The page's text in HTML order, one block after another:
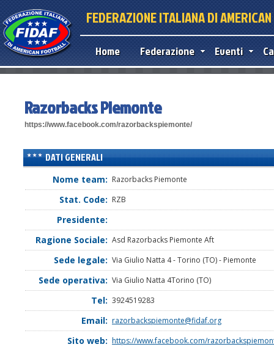
FEDERAZIONE ITALIANA DI
Home Federazione Eventi
Razorbacks Piemonte
https://www.facebook.com/razorbackspiemonte/
DATI GENERALI
Nome team: Razorbacks Piemonte
Stat. Code: RZB
Presidente:
Ragione Sociale: Asd Razorbacks Piemonte Aft
Sede legale: Via Giulio Natta 4 - Torino (TO) - Piemonte
Sede operativa: Via Giulio Natta 4Torino (TO)
Tel: 3924519283
Email: razorbackspiemonte@fidaf.org
Sito web: https://www.facebook.com/